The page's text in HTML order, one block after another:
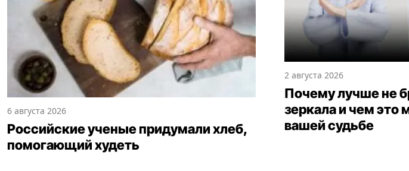
6 августа 2026
Российские ученые придумали хлеб,
помогающий худеть
2 августа 2026
Почему лучше не
зеркала и чем это
вашей судьбе